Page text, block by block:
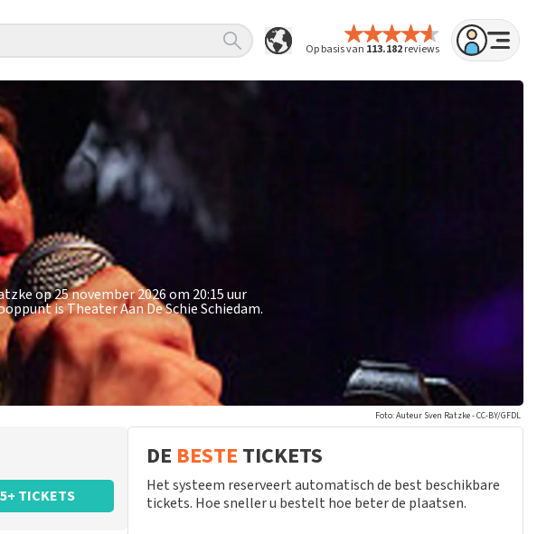
Op basis van 113.182reviews
op 25 november 2026 om 20:15 uur
is Theater Aan De Schie Schiedam.
Foto: Auteur Sven Ratzke - CC-BY/GFDL
5+ TICKETS
DE BESTE TICKETS
Het systeem reserveert automatisch de best beschikbare
tickets. Hoe sneller u bestelt hoe beter de plaatsen.